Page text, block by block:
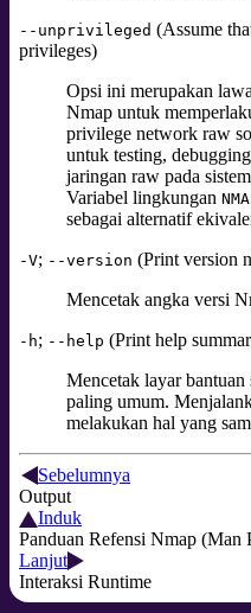
--unprivileged (Assume
privileges)
Opsi ini merupakan
Nmap untuk
privilege network raw
untuk testing,
jaringan raw pada
Variabel lingkungan
sebagai alternatif
-V; --version (Print version
Mencetak angka versi
-h; --help (Print help
Mencetak layar
paling umum.
melakukan hal yang
Sebelumnya
Output
Induk
Panduan Refensi Nmap (Man
Lanjut
Interaksi Runtime